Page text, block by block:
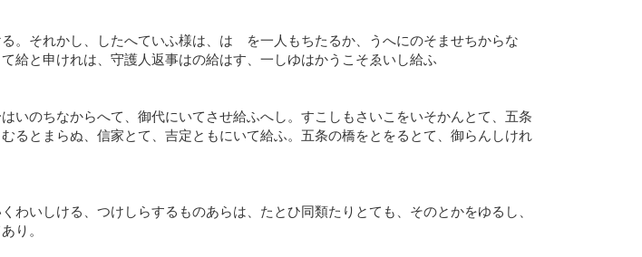
。それかし、したへていふ様は、はゝを一人もちたるか、うへにのそませちからな
給と申けれは、守護人返事はの給はす、一しゆはかうこそゑいし給ふ
いのちなからへて、御代にいてさせ給ふへし。すこしもさいこをいそかんとて、五条
るとまらぬ、信家とて、吉定ともにいて給ふ。五条の橋をとをるとて、御らんしけれ
わいしける、つけしらするものあらは、たとひ同類たりとても、そのとかをゆるし、
り。